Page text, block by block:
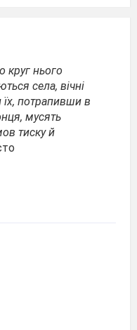
круг нього
села, вічні
їх, потрапивши в
мусять
тиску й